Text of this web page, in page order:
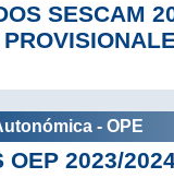
SESCAM
- OPE
OEP 2023/